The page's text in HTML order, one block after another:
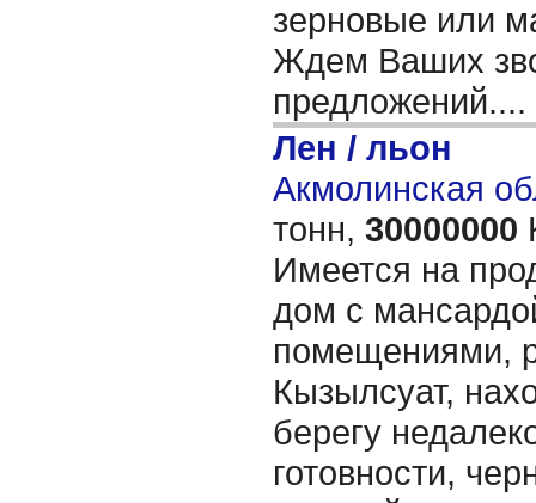
зерновые или
Ждем Ваших
предложений....
Лен / льон
Акмолинская
тонн, 30000000
Имеется на
дом с
помещениями,
Кызылсуат,
берегу
готовности,